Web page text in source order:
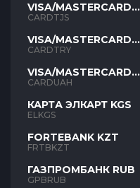
VISA/MASTERCARD
TJS
CARDTJS
VISA/MASTERCARD
TYR
CARDTRY
VISA/MASTERCARD
UAH
CARDUAH
КАРТА ЭЛКАРТ KGS
ELKGS
FORTEBANK KZT
FRTBKZT
ГАЗПРОМБАНК RUB
GPBRUB